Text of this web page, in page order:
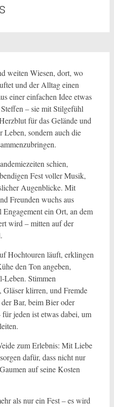
weiten Wiesen, dort, wo
und der Alltag einen
einer einfachen Idee etwas
– sie mit Stilgefühl
für das Gelände und
sondern auch die
schien,
Fest voller Musik,
Augenblicke. Mit
Freunden wuchs aus
ein Ort, an dem
wird – mitten auf der
Hochtouren läuft, erklingen
den Ton angeben,
Leben. Stimmen
klirren, und Fremde
Bar, beim Bier oder
jeden ist etwas dabei, um
zum Erlebnis: Mit Liebe
dafür, dass nicht nur
auf seine Kosten
als nur ein Fest – es wird